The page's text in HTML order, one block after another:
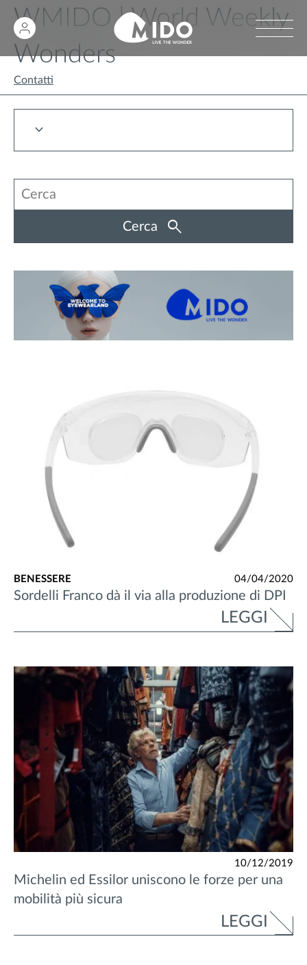
WMIDO | World Weekly
Wonders
Contatti
Cerca
BENESSERE 04/04/2020
Sordelli Franco dà il via alla produzione di DPI
LEGGI
10/12/2019
Michelin ed Essilor uniscono le forze per una
mobilità più sicura
LEGGI